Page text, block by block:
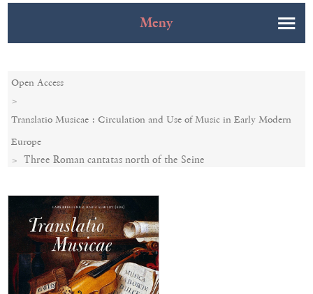
Meny
Open Access
Translatio Musicae : Circulation and Use of Music in Early Modern
Europe
Three Roman cantatas north of the Seine